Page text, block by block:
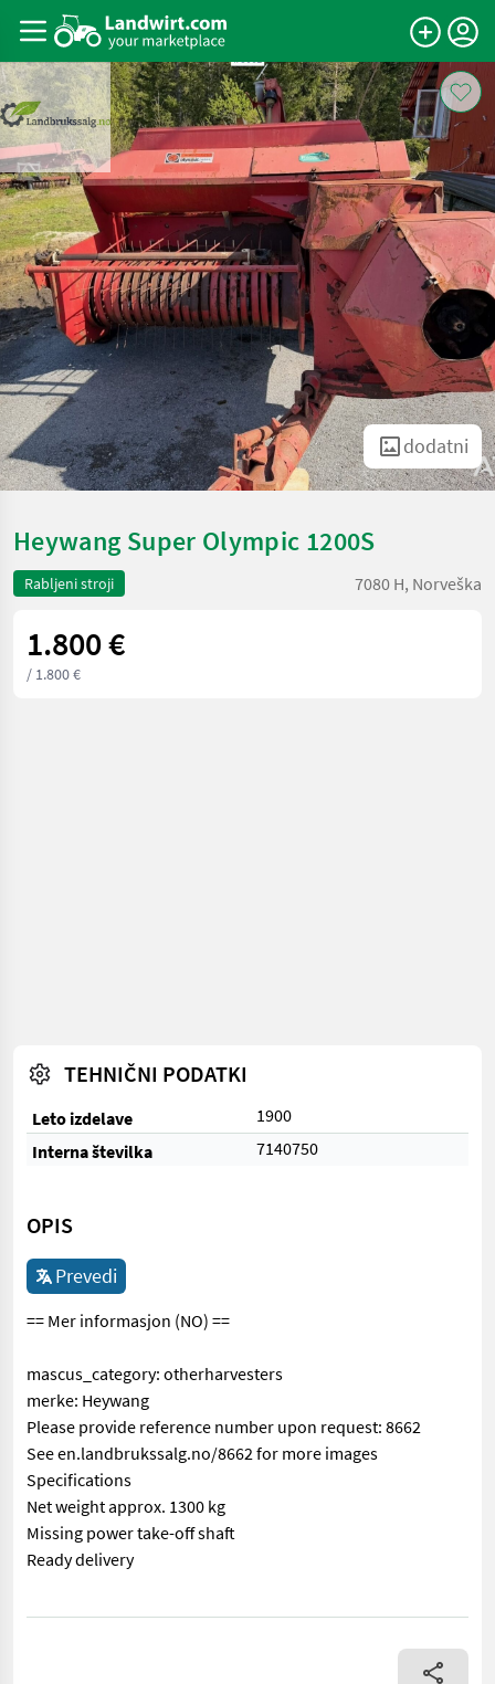
dodatni
Heywang Super Olympic 1200S
Rabljeni stroji 7080 H, Norveška
1.800 €
/ 1.800 €
TEHNIČNI PODATKI
Leto izdelave
1900
Interna številka
7140750
OPIS
Prevedi
== Mer informasjon (NO) ==
mascus_category: otherharvesters
merke: Heywang
Please provide reference number upon request: 8662
See en.landbrukssalg.no/8662 for more images
Specifications
Net weight approx. 1300 kg
Missing power take-off shaft
Ready delivery
== Mer informasjon (NO) == mascus_category: